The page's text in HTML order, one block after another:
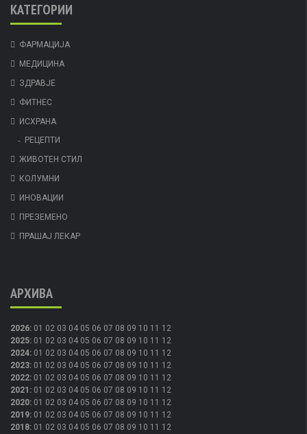
КАТЕГОРИИ
ФАРМАЦИЈА
МЕДИЦИНА
ЗДРАВЈЕ
ФИТНЕС
ИСХРАНА
РЕЦЕПТИ
ЖИВОТЕН СТИЛ
КОЛУМНИ
ИНОВАЦИИ
ПРЕЗЕМЕНО
ПРАШАЈ ЛЕКАР
АРХИВА
2026: 01 02 03 04 05 06 07 08 09 10 11 12
2025: 01 02 03 04 05 06 07 08 09 10 11 12
2024: 01 02 03 04 05 06 07 08 09 10 11 12
2023: 01 02 03 04 05 06 07 08 09 10 11 12
2022: 01 02 03 04 05 06 07 08 09 10 11 12
2021 : 01 02 03 04 05 06 07 08 09 10 11 12
2020: 01 02 03 04 05 06 07 08 09 10 11 12
2019: 01 02 03 04 05 06 07 08 09 10 11 12
2018: 01 02 03 04 05 06 07 08 09 10 11 12